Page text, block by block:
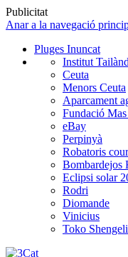
Publicitat
Anar a la navegació
Pluges Inuncat
Institut
Ceuta
Menors Ceuta
Aparcament
Fundació
eBay
Perpinyà
Robatoris
Bombardejos
Eclipsi solar
Rodri
Diomande
Vinicius
Toko